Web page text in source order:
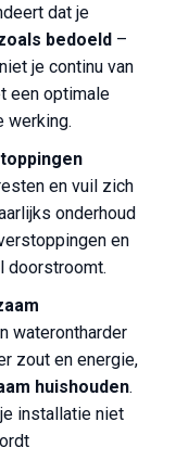
dat je
bedoeld –
je continu van
een optimale
werking.
en vuil zich
onderhoud
en
doorstroomt.
waterontharder
zout en energie,
huishouden.
installatie niet